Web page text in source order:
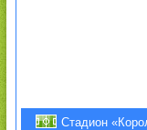
Стадион